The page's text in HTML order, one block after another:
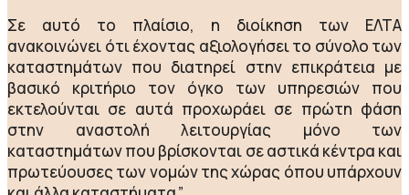
Σε αυτό το πλαίσιο, η διοίκηση των ΕΛΤΑ
ανακοινώνει ότι έχοντας αξιολογήσει το σύνολο των
καταστημάτων που διατηρεί στην επικράτεια με
βασικό κριτήριο τον όγκο των υπηρεσιών που
εκτελούνται σε αυτά προχωράει σε πρώτη φάση
στην αναστολή λειτουργίας μόνο των
καταστημάτων που βρίσκονται σε αστικά κέντρα και
πρωτεύουσες των νομών της χώρας όπου υπάρχουν